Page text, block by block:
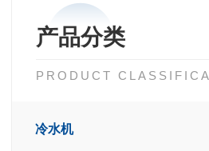
产品分类
PRODUCT
冷水机